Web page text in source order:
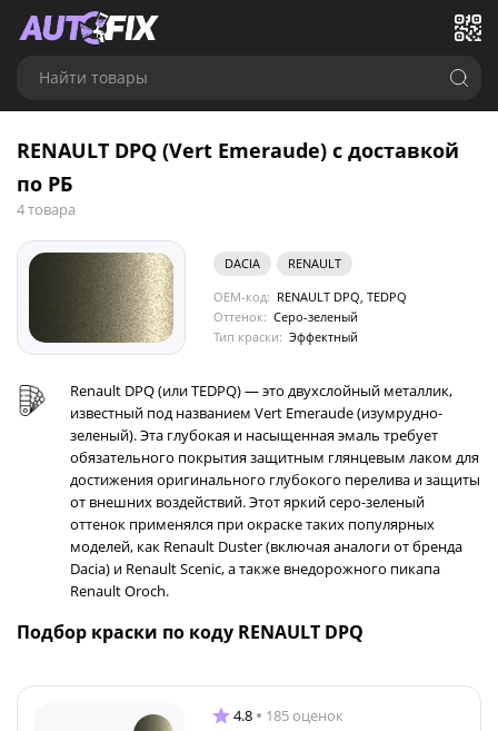
Найти товары
RENAULT DPQ (Vert Emeraude) с доставкой
по РБ
4 товара
DACIA
RENAULT
OEM-код: RENAULT DPQ, TEDPQ
Оттенок: Серо-зеленый
Тип краски: Эффектный
Renault DPQ (или TEDPQ) — это двухслойный металлик,
известный под названием Vert Emeraude (изумрудно-
зеленый). Эта глубокая и насыщенная эмаль требует
обязательного покрытия защитным глянцевым лаком для
достижения оригинального глубокого перелива и защиты
от внешних воздействий. Этот яркий серо-зеленый
оттенок применялся при окраске таких популярных
моделей, как Renault Duster (включая аналоги от бренда
Dacia) и Renault Scenic, а также внедорожного пикапа
Renault Oroch.
Подбор краски по коду RENAULT DPQ
4.8 185 оценок